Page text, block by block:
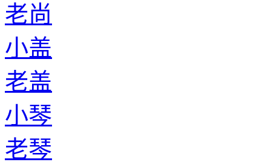
老尚
小盖
老盖
小琴
老琴